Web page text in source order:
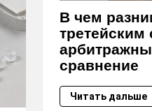
В чем
третейским
сравнение
Читать дальше